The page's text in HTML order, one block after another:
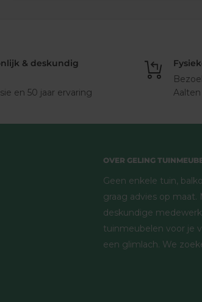
& deskundig
en 50 jaar ervaring
Aalten
OVER GELING
Geen enkele tuin,
graag advies op
deskundige
tuinmeubelen voor je
een glimlach. We